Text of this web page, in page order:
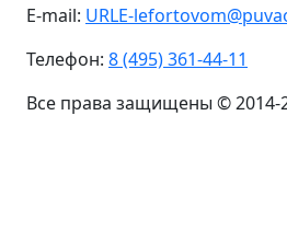
E-mail: URLE-
Телефон: 8 (495) 361-44-11
Все права защищены © 2014-